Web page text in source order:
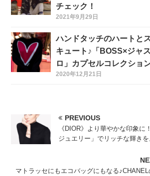
チェック！
2021年9月29日
ハンドタッチのハートと
キュート♪「BOSS×ジャ
ロ」カプセルコレクショ
2020年12月21日
PREVIOUS
《DIOR》より華やかな印象に
ジュエリー」でリッチな輝きを
マトラッセにもエコバッグにもなる♪CHANEL